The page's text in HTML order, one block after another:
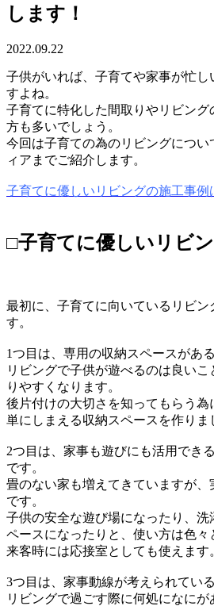
します！
2022.09.22
子供がいれば、子育てや家事が忙し
すよね。
子育てに特化した間取りやリビング
方も多いでしょう。
今回は子育ての為のリビングにつ
ィアまでご紹介します。
子育てに優しいリビングの施工事
□子育てに優しいリビ
最初に、子育てに向いているリビン
す。
1つ目は、専用の収納スペースがあ
リビングで子供が遊べるのは良い
りやすくなります。
後片付けの大切さを知ってもらう
単にしまえる収納スペースを作りま
2つ目は、家事も遊びにも活用でき
です。
畳のない家も増えてきていますが、
です。
子供の安全な遊び場になったり、洗
ペースになったりと、使い方は色々
来客時には応接室としても使えます
3つ目は、家事動線が考えられてい
リビングで過ごす際に何処になにが